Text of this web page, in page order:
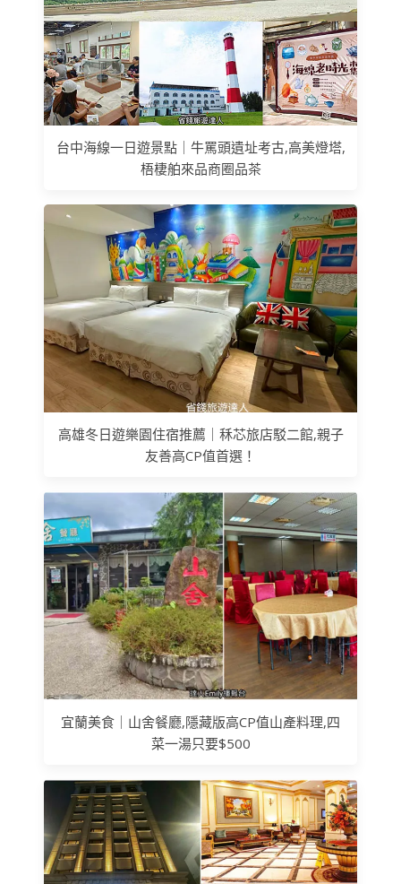
台中海線一日遊景點｜牛罵頭遺址考古,高美燈塔,
梧棲舶來品商圈品茶
高雄冬日遊樂園住宿推薦｜秝芯旅店駁二館,親子
友善高CP值首選！
宜蘭美食｜山舍餐廳,隱藏版高CP值山產料理,四
菜一湯只要$500